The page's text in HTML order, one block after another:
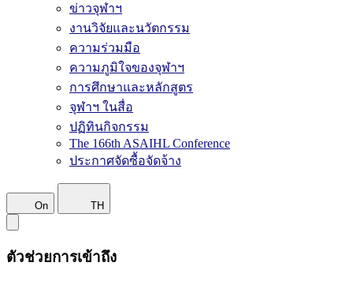
ข่าวจุฬาฯ
งานวิจัยและนวัตกรรม
ความร่วมมือ
ความภูมิใจของจุฬาฯ
การศึกษาและหลักสูตร
จุฬาฯ ในสื่อ
ปฏิทินกิจกรรม
The 166th ASAIHL Conference
ประกาศจัดซื้อจัดจ้าง
On TH
ตัวช่วยการเข้าถึง